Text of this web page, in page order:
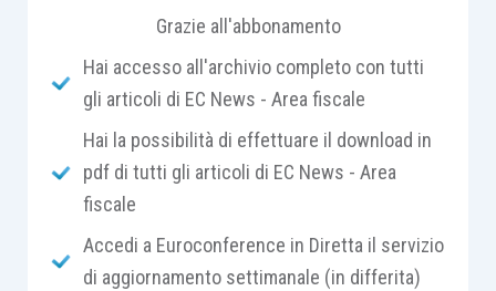
Le imprese che intendono fruire del credito
d’imposta devonopresentare una
comunicazione in via telematicaall’ Agenzia
delle Entrate ( provvedimento AdE del 24 marzo
2016).
Il decreto legge Sudamplia le aliquote applicate
Grazie all'abbonamento
Hai accesso all'archivio completo con tutti
gli articoli di EC News - Area fiscale
Hai la possibilità di effettuare il download in
pdf di tutti gli articoli di EC News - Area
fiscale
Accedi a Euroconference in Diretta il servizio
di aggiornamento settimanale (in differita)